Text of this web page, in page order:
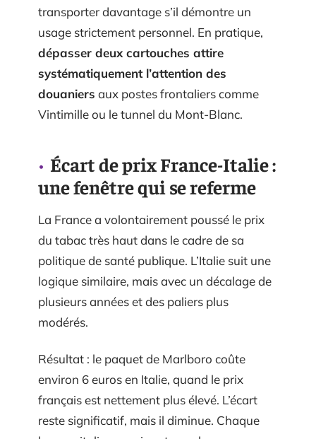
transporter davantage s’il démontre un
usage strictement personnel. En pratique,
dépasser deux cartouches attire
systématiquement l’attention des
douaniers aux postes frontaliers comme
Vintimille ou le tunnel du Mont-Blanc.
Écart de prix France-Italie :
une fenêtre qui se referme
La France a volontairement poussé le prix
du tabac très haut dans le cadre de sa
politique de santé publique. L’Italie suit une
logique similaire, mais avec un décalage de
plusieurs années et des paliers plus
modérés.
Résultat : le paquet de Marlboro coûte
environ 6 euros en Italie, quand le prix
français est nettement plus élevé. L’écart
reste significatif, mais il diminue. Chaque